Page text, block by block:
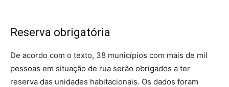
Reserva obrigatória
De acordo com o texto, 38 municípios com mais de mil
pessoas em situação de rua serão obrigados a ter
reserva das unidades habitacionais. Os dados foram